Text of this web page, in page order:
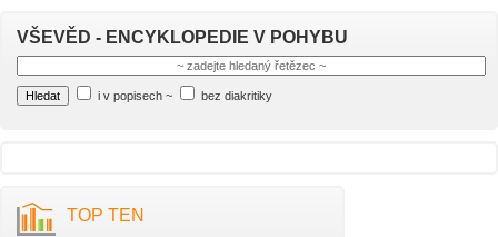
VŠEVĚD - ENCYKLOPEDIE V POHYBU
i v popisech ~ bez diakritiky
TOP TEN